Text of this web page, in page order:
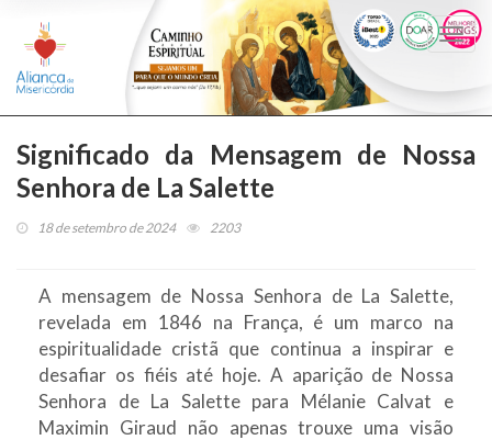
Significado da Mensagem de Nossa
Senhora de La Salette
18 de setembro de 2024 2203
A mensagem de Nossa Senhora de La Salette,
revelada em 1846 na França, é um marco na
espiritualidade cristã que continua a inspirar e
desafiar os fiéis até hoje. A aparição de Nossa
Senhora de La Salette para Mélanie Calvat e
Maximin Giraud não apenas trouxe uma visão